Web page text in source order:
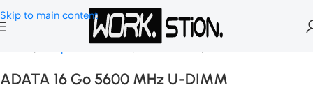
Skip to main content
Composants Gamer Mémoire Ram
ADATA 16 Go 5600 MHz U-DIMM